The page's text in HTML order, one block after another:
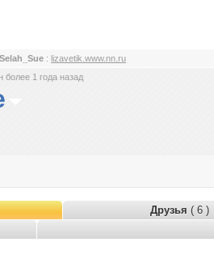
Selah_Sue : lizavetik.www.nn.ru
более 1 года назад
Друзья ( 6 )